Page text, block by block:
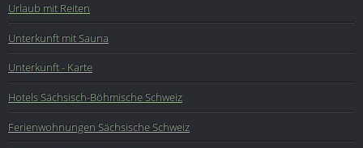
Urlaub mit Reiten
Unterkunft mit Sauna
Unterkunft - Karte
Hotels Sächsisch-Böhmische Schweiz
Ferienwohnungen Sächsische Schweiz